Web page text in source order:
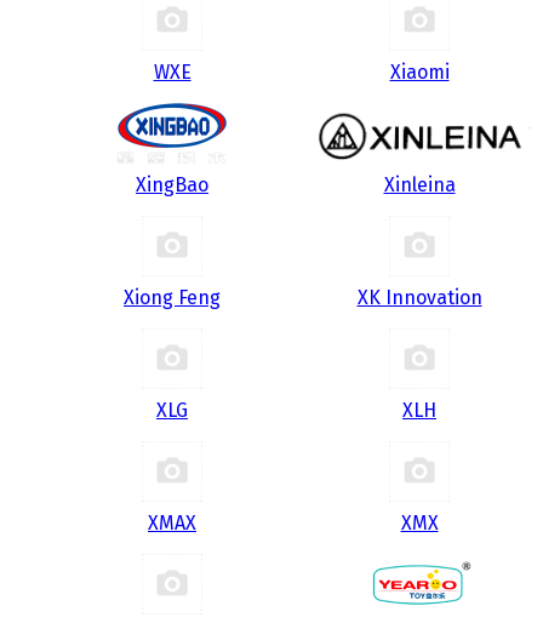
WXE Xiaomi
XingBao Xinleina
Xiong Feng XK Innovation
XLG XLH
XMAX XMX